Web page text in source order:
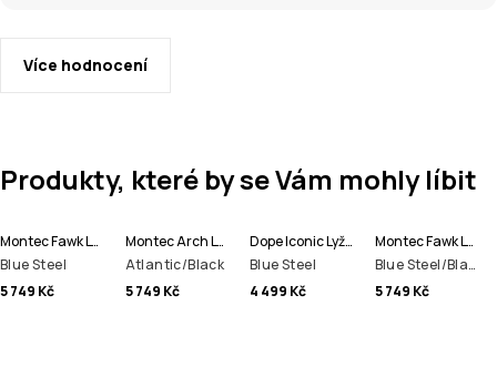
Více hodnocení
Produkty, které by se Vám mohly líbit
Montec Fawk Lyžařská Bunda Pánské
Blue Steel
5 749 Kč
Montec Arch Lyžařská Bunda Pánské
Atlantic/Black
5 749 Kč
Dope Iconic Lyžařské Kalhoty Pánské
Blue Steel
4 499 Kč
Montec Fawk Lyžařská Bunda Pánské
Blue Steel/Black
5 749 Kč